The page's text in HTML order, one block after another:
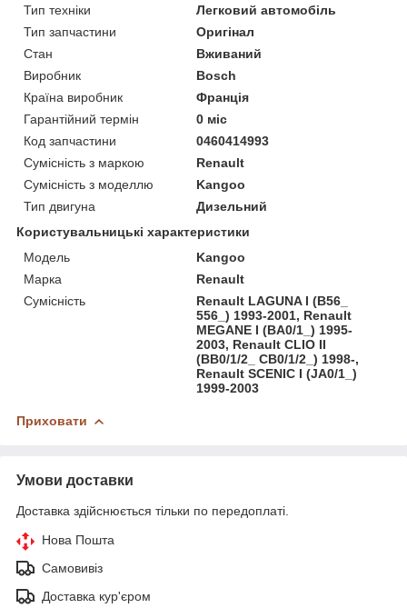
Тип техніки
Легковий автомобіль
Тип запчастини
Оригінал
Стан
Вживаний
Виробник
Bosch
Країна виробник
Франція
Гарантійний термін
0 міс
Код запчастини
0460414993
Сумісність з маркою
Renault
Сумісність з моделлю
Kangoo
Тип двигуна
Дизельний
Користувальницькі характеристики
Модель
Kangoo
Марка
Renault
Сумісність
Renault LAGUNA I (B56_
556_) 1993-2001, Renault
MEGANE I (BA0/1_) 1995-
2003, Renault CLIO II
(BB0/1/2_ CB0/1/2_) 1998-,
Renault SCENIC I (JA0/1_)
1999-2003
Приховати
Умови доставки
Доставка здійснюється тільки по передоплаті.
Нова Пошта
Самовивіз
Доставка кур'єром